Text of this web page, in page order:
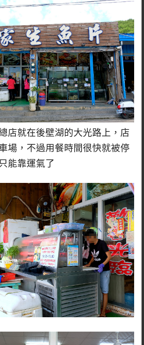
店就在後壁湖的大光路上，店
場，不過用餐時間很快就被停
能靠運氣了